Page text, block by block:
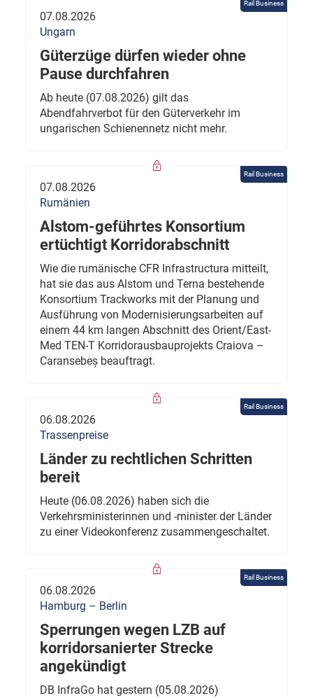
Rail Business
07.08.2026
Ungarn
Güterzüge dürfen wieder ohne
Pause durchfahren
Ab heute (07.08.2026) gilt das
Abendfahrverbot für den Güterverkehr im
ungarischen Schienennetz nicht mehr.
Rail Business
07.08.2026
Rumänien
Alstom-geführtes Konsortium
ertüchtigt Korridorabschnitt
Wie die rumänische CFR Infrastructura mitteilt,
hat sie das aus Alstom und Terna bestehende
Konsortium Trackworks mit der Planung und
Ausführung von Modernisierungsarbeiten auf
einem 44 km langen Abschnitt des Orient/East-
Med TEN-T Korridorausbauprojekts Craiova –
Caransebeș beauftragt.
Rail Business
06.08.2026
Trassenpreise
Länder zu rechtlichen Schritten
bereit
Heute (06.08.2026) haben sich die
Verkehrsministerinnen und -minister der Länder
zu einer Videokonferenz zusammengeschaltet.
Rail Business
06.08.2026
Hamburg – Berlin
Sperrungen wegen LZB auf
korridorsanierter Strecke
angekündigt
DB InfraGo hat gestern (05.08.2026)